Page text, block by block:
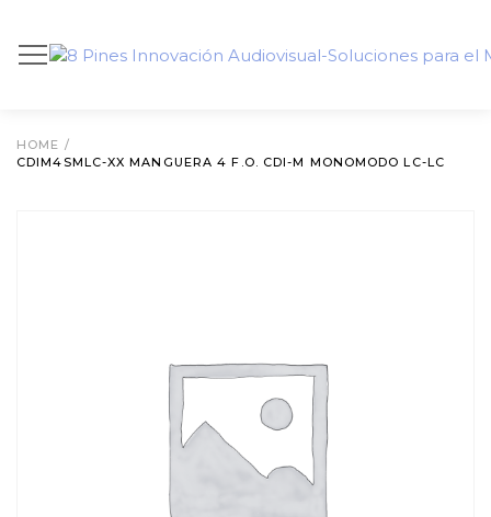
HOME /
CDIM4SMLC-XX MANGUERA 4 F.O. CDI-M MONOMODO LC-LC